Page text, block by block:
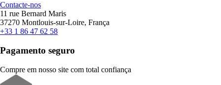
Contacte-nos
11 rue Bernard Maris
37270 Montlouis-sur-Loire, França
+33 1 86 47 62 58
Pagamento seguro
Compre em nosso site com total confiança